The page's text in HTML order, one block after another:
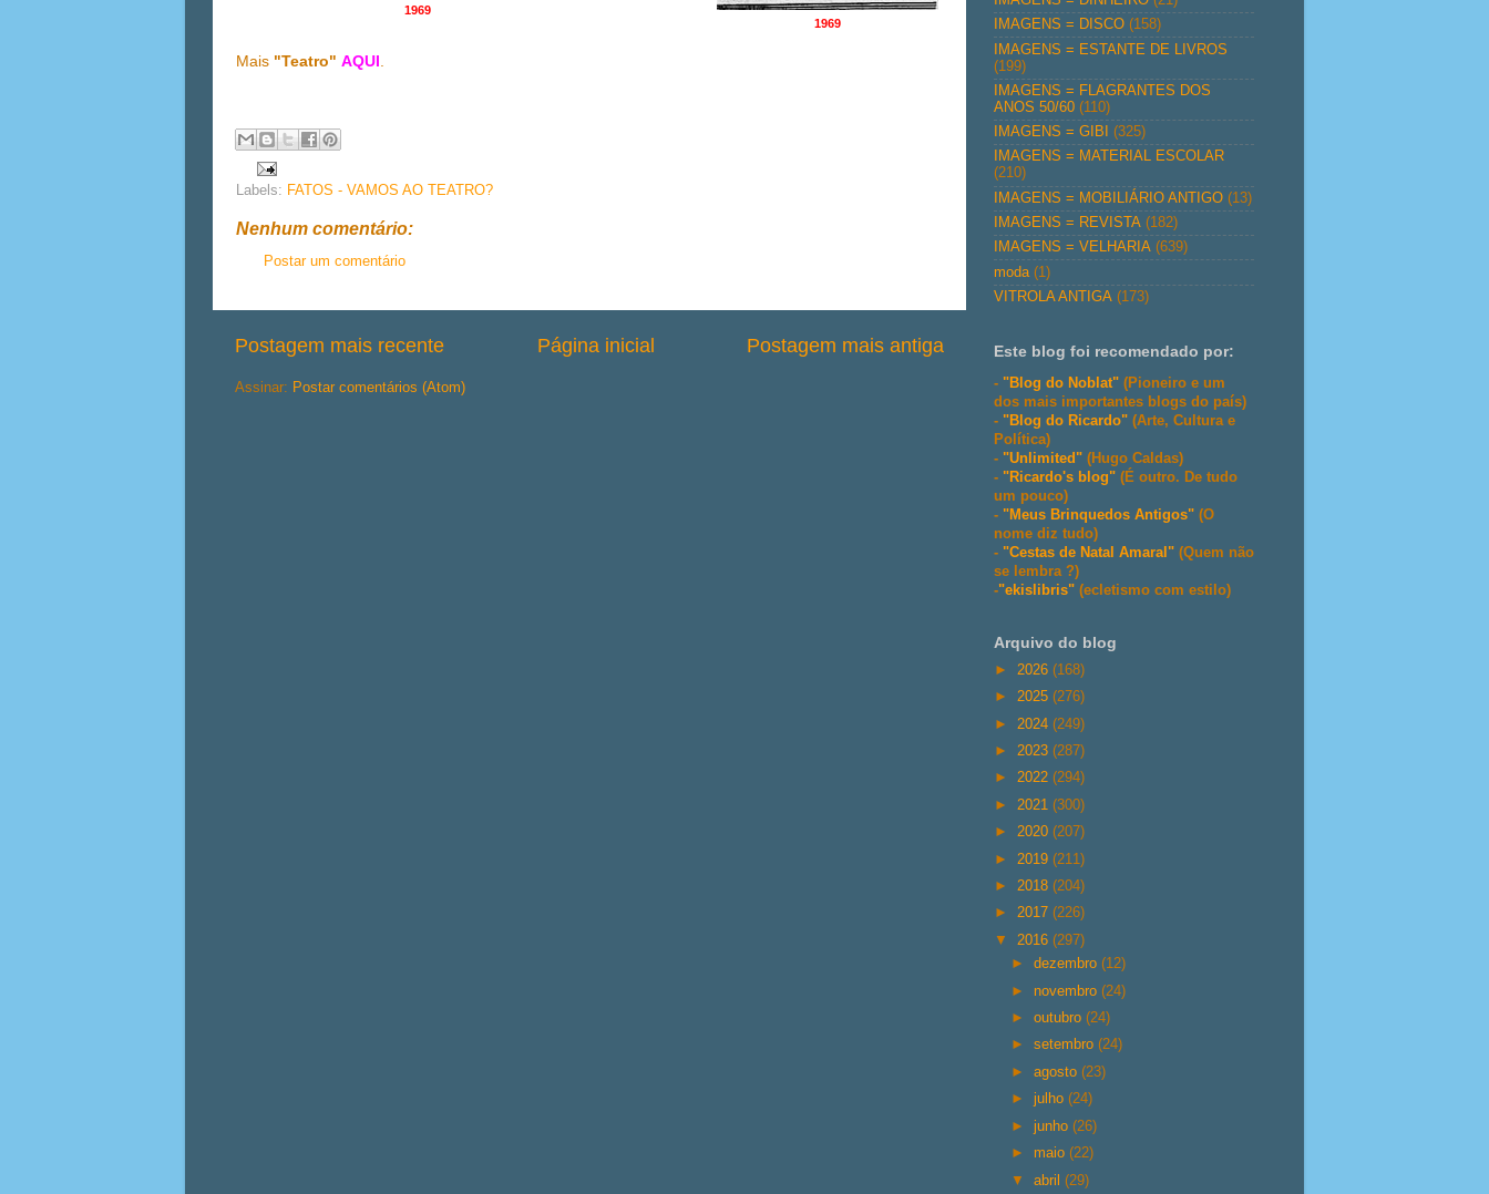
1969
1969
Mais "Teatro" AQUI.
Labels: FATOS - VAMOS AO TEATRO?
Nenhum comentário:
Postar um comentário
Postagem mais recente Postagem mais antiga
Página inicial
Assinar: Postar comentários (Atom)
IMAGENS = DISCO (158)
IMAGENS = ESTANTE DE LIVROS
(199)
IMAGENS = FLAGRANTES DOS
ANOS 50/60 (110)
IMAGENS = GIBI
(325)
IMAGENS = MATERIAL ESCOLAR
(210)
IMAGENS = MOBILIÁRIO ANTIGO (13)
IMAGENS = REVISTA (182)
IMAGENS = VELHARIA (639)
moda (1)
VITROLA ANTIGA (173)
Este blog foi recomendado por:
- "Blog do Noblat" (Pioneiro e um
dos mais importantes blogs do país)
- "Blog do Ricardo" (Arte, Cultura e
Política)
- "Unlimited" (Hugo Caldas)
- "Ricardo's blog" (É outro. De tudo
um pouco)
- "Meus Brinquedos Antigos" (O
nome diz tudo)
- "Cestas de Natal Amaral" (Quem não
se lembra ?)
-"ekislibris" (ecletismo com estilo)
Arquivo do blog
► 2026 (168)
► 2025 (276)
► 2024 (249)
► 2023 (287)
► 2022 (294)
► 2021 (300)
► 2020 (207)
► 2019 (211)
► 2018 (204)
► 2017 (226)
▼ 2016 (297)
►dezembro(12)
► novembro(24)
►outubro(24)
►setembro(24)
►agosto(23)
►julho(24)
►junho(26)
► maio(22)
▼abril(29)